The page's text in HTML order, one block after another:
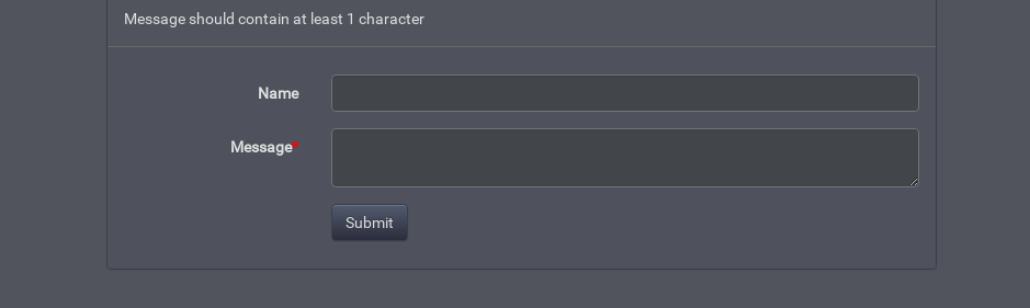
Message should contain at least 1 character
Name
Message*